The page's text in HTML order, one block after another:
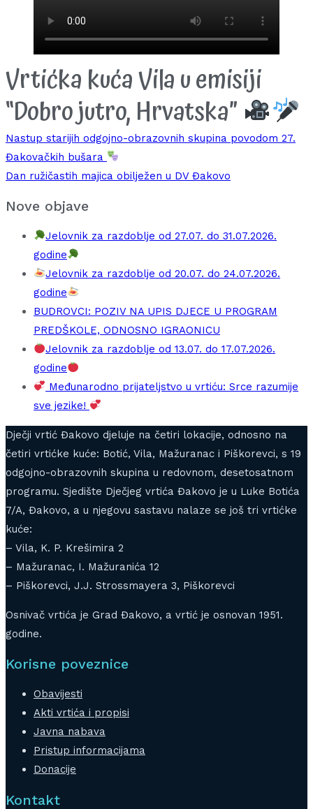
Vrtićka kuća Vila u emisiji
“Dobro jutro, Hrvatska”
Navigacija
objava
Nastup starijih odgojno-obrazovnih skupina povodom 27.
Đakovačkih bušara
Dan ružičastih majica obilježen u DV Đakovo
Nove objave
Jelovnik za razdoblje od 27.07. do 31.07.2026.
godine
Jelovnik za razdoblje od 20.07. do 24.07.2026.
godine
BUDROVCI: POZIV NA UPIS DJECE U PROGRAM
PREDŠKOLE, ODNOSNO IGRAONICU
Jelovnik za razdoblje od 13.07. do 17.07.2026.
godine
Međunarodno prijateljstvo u vrtiću: Srce razumije
sve jezike!
Dječji vrtić Đakovo djeluje na četiri lokacije, odnosno na
četiri vrtićke kuće: Botić, Vila, Mažuranac i Piškorevci, s 19
odgojno-obrazovnih skupina u redovnom, desetosatnom
programu. Sjedište Dječjeg vrtića Đakovo je u Luke Botića
7/A, Đakovo, a u njegovu sastavu nalaze se još tri vrtićke
kuće:
– Vila, K. P. Krešimira 2
– Mažuranac, I. Mažuranića 12
– Piškorevci, J.J. Strossmayera 3, Piškorevci
Osnivač vrtića je Grad Đakovo, a vrtić je osnovan 1951.
godine.
Korisne poveznice
Obavijesti
Akti vrtića i propisi
Javna nabava
Pristup informacijama
Donacije
Kontakt